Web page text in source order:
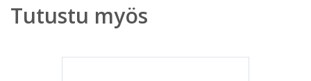
Tutustu myös